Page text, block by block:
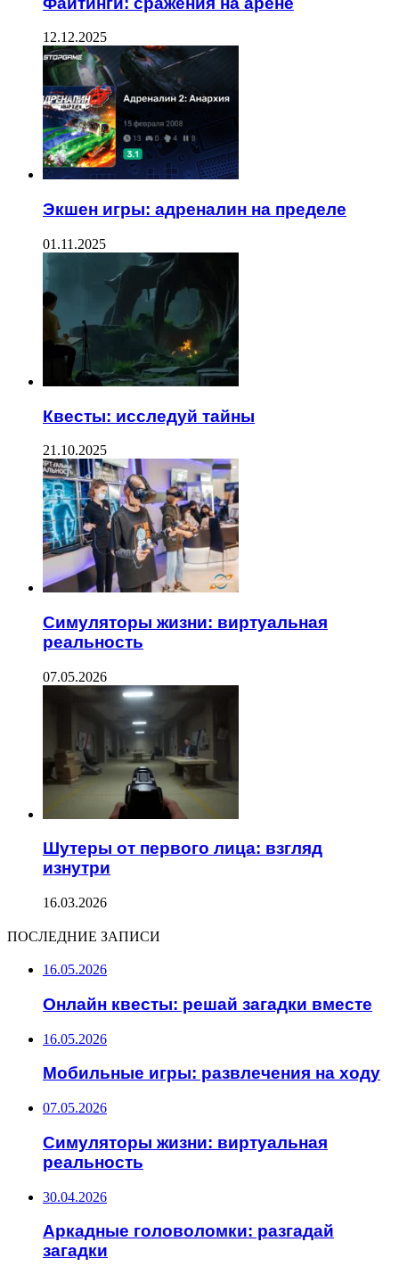
12.12.2025
Экшен игры: адреналин на пределе
01.11.2025
Квесты: исследуй тайны
21.10.2025
Симуляторы жизни: виртуальная
реальность
07.05.2026
Шутеры от первого лица: взгляд
изнутри
16.03.2026
ПОСЛЕДНИЕ ЗАПИСИ
16.05.2026
Онлайн квесты: решай загадки вместе
16.05.2026
Мобильные игры: развлечения на ходу
07.05.2026
Симуляторы жизни: виртуальная
реальность
30.04.2026
Аркадные головоломки: разгадай
загадки